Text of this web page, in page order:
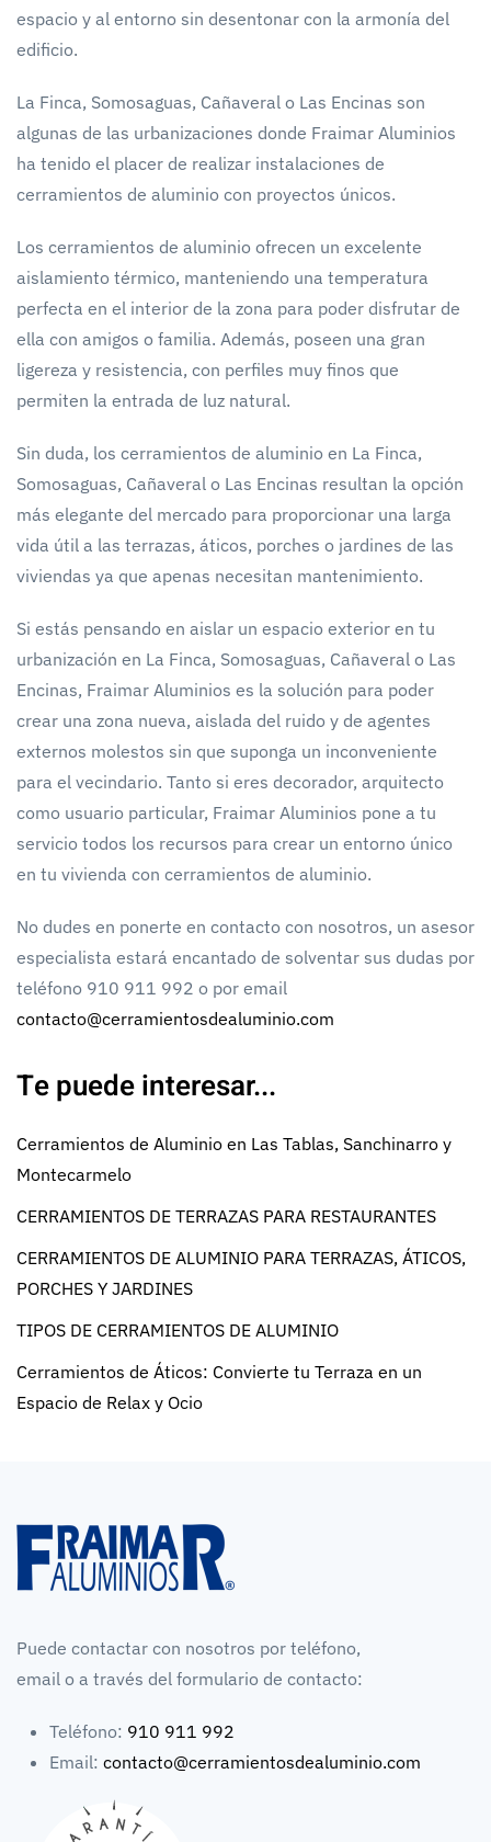
espacio y al entorno sin desentonar con la armonía del
edificio.
La Finca, Somosaguas, Cañaveral o Las Encinas son
algunas de las urbanizaciones donde Fraimar Aluminios
ha tenido el placer de realizar instalaciones de
cerramientos de aluminio con proyectos únicos.
Los cerramientos de aluminio ofrecen un excelente
aislamiento térmico, manteniendo una temperatura
perfecta en el interior de la zona para poder disfrutar de
ella con amigos o familia. Además, poseen una gran
ligereza y resistencia, con perfiles muy finos que
permiten la entrada de luz natural.
Sin duda, los cerramientos de aluminio en La Finca,
Somosaguas, Cañaveral o Las Encinas resultan la opción
más elegante del mercado para proporcionar una larga
vida útil a las terrazas, áticos, porches o jardines de las
viviendas ya que apenas necesitan mantenimiento.
Si estás pensando en aislar un espacio exterior en tu
urbanización en La Finca, Somosaguas, Cañaveral o Las
Encinas, Fraimar Aluminios es la solución para poder
crear una zona nueva, aislada del ruido y de agentes
externos molestos sin que suponga un inconveniente
para el vecindario. Tanto si eres decorador, arquitecto
como usuario particular, Fraimar Aluminios pone a tu
servicio todos los recursos para crear un entorno único
en tu vivienda con cerramientos de aluminio.
No dudes en ponerte en contacto con nosotros, un asesor
especialista estará encantado de solventar sus dudas por
teléfono 910 911 992 o por email
contacto@cerramientosdealuminio.com
Te puede interesar...
Cerramientos de Aluminio en Las Tablas, Sanchinarro y
Montecarmelo
CERRAMIENTOS DE TERRAZAS PARA RESTAURANTES
CERRAMIENTOS DE ALUMINIO PARA TERRAZAS, ÁTICOS,
PORCHES Y JARDINES
TIPOS DE CERRAMIENTOS DE ALUMINIO
Cerramientos de Áticos: Convierte tu Terraza en un
Espacio de Relax y Ocio
Puede contactar con nosotros por teléfono,
email o a través del formulario de contacto:
Teléfono: 910 911 992
Email: contacto@cerramientosdealuminio.com